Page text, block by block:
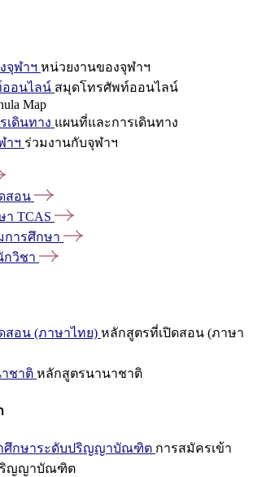
จุฬาฯ หน่วยงานของจุฬาฯ
อนไลน์ สมุดโทรศัพท์ออนไลน์
Map
เดินทาง แผนที่และการเดินทาง
าฯ ร่วมงานกับจุฬาฯ
สอน
า TCAS
การศึกษา
วิชา
สอน (ภาษาไทย) หลักสูตรที่เปิดสอน (ภาษา
ชาติ หลักสูตรนานาชาติ
ศึกษาระดับปริญญาบัณฑิต การสมัครเข้า
ริญญาบัณฑิต